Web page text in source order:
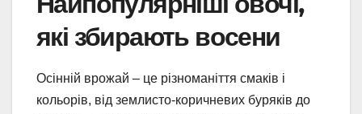
які збирають восени
Осінній врожай – це різноманіття смаків і
кольорів, від землисто-коричневих буряків до